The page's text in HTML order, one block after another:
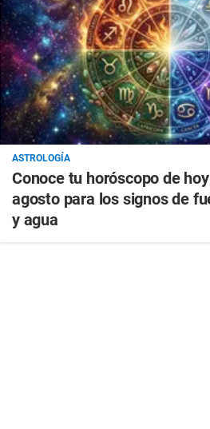
ASTROLOGÍA
Conoce tu horóscopo de
agosto para los signos de
y agua